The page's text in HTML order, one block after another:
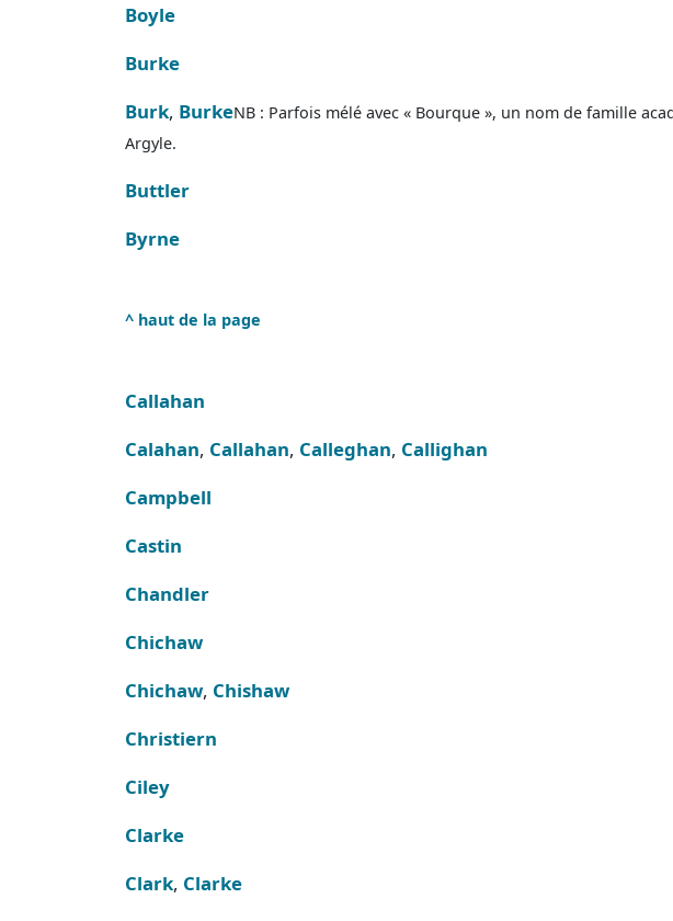
Boyle
Burke
Burk, BurkeNB : Parfois mélé avec « Bourque », un nom de famille
Argyle.
Buttler
Byrne
^ haut de la page
Callahan
Calahan, Callahan, Calleghan, Callighan
Campbell
Castin
Chandler
Chichaw
Chichaw, Chishaw
Christiern
Ciley
Clarke
Clark, Clarke